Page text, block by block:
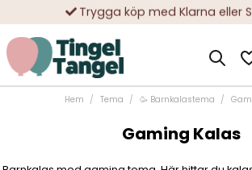
10 000-tals nöjda kunder
Hem Tema 🥳 Barnkalastema
Gaming Kalas